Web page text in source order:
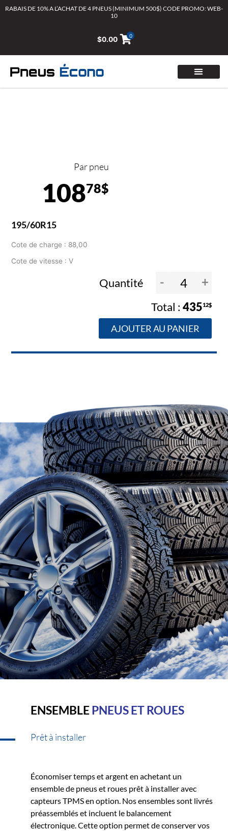
AllerRABAIS DE 10% A L’ACHAT DE 4 PNEUS (MINIMUM 500$) CODE PROMO: WEB-
10
$0.00 0
Par pneu
10878$
195/60R15
Cote de charge : 88,00
Cote de vitesse : V
Quantité - +
43512$
AJOUTER AU PANIER
ENSEMBLEPNEUS ET ROUES
Prêt à installer
Économiser temps et argent en achetant un
ensemble de pneus et roues prêt à installer avec
capteurs TPMS en option. Nos ensembles sont livrés
préassemblés et incluent le balancement
électronique. Cette option permet de conserver vos